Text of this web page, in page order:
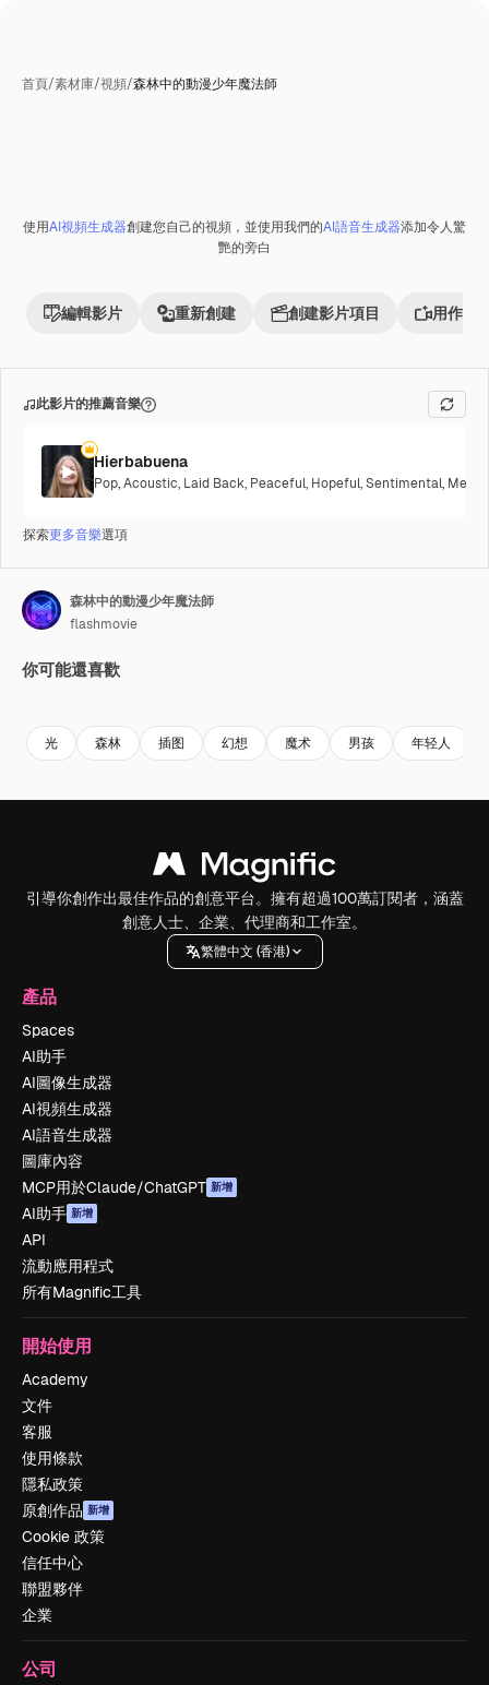
首頁/素材庫/視頻/森林中的動漫少年魔法師
Premium
使用AI視頻生成器創建您自己的視頻，並使用我們的AI語音生成器添加令人驚
艷的旁白
編輯影片 重新創建 創建影片項目 用作參
此影片的推薦音樂
Hierbabuena
Pop,Acoustic, Laid Back, Peaceful, Hopeful,Sentimental,
探索更多音樂選項
森林中的動漫少年魔法師
flashmovie
你可能還喜歡
光 森林 插图 幻想 魔术 男孩 年轻人
引導你創作出最佳作品的創意平台。擁有超過100萬訂閱者，涵蓋
創意人士、企業、代理商和工作室。
繁體中文 (香港)
產品
Spaces
AI助手
AI圖像生成器
AI視頻生成器
AI語音生成器
圖庫內容
MCP用於Claude/ChatGPT 新增
AI助手 新增
API
流動應用程式
所有Magnific工具
開始使用
Academy
文件
客服
使用條款
隱私政策
原創作品 新增
Cookie 政策
信任中心
聯盟夥伴
企業
公司